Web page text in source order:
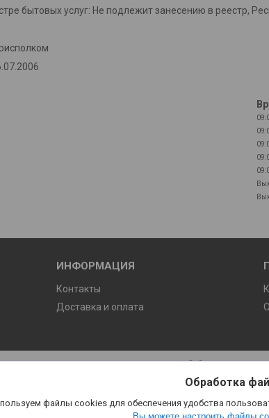
бытовых услуг: Не подлежит занесению в реестр,
ИНФОРМАЦИЯ
Контакты
Доставка и оплата
Сайт создан на
Политика обработки
Обработка
файлы cookies для обеспечения удобства
ООО "Призм Групп" |
Select